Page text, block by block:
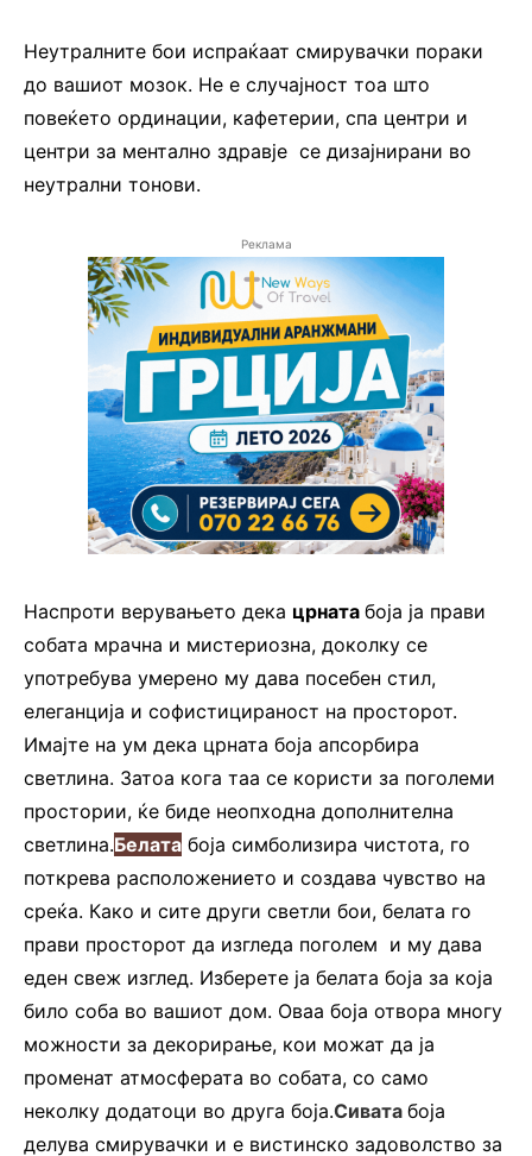
Неутралните бои испраќаат смирувачки пораки
до вашиот мозок. Не е случајност тоа што
повеќето ординации, кафетерии, спа центри и
центри за ментално здравје се дизајнирани во
неутрални тонови.
Реклама
Наспроти верувањето дека црната боја ја прави
собата мрачна и мистериозна, доколку се
употребува умерено му дава посебен стил,
елеганција и софистицираност на просторот.
Имајте на ум дека црната боја апсорбира
светлина. Затоа кога таа се користи за поголеми
простории, ќе биде неопходна дополнителна
светлина.Белата боја симболизира чистота, го
поткрева расположението и создава чувство на
среќа. Како и сите други светли бои, белата го
прави просторот да изгледа поголем и му дава
еден свеж изглед. Изберете ја белата боја за која
било соба во вашиот дом. Оваа боја отвора многу
можности за декорирање, кои можат да ја
променат атмосферата во собата, со само
неколку додатоци во друга боја.Сивата боја
делува смирувачки и е вистинско задоволство за